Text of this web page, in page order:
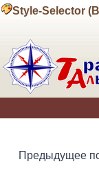
Style-Selector
Предыдущее